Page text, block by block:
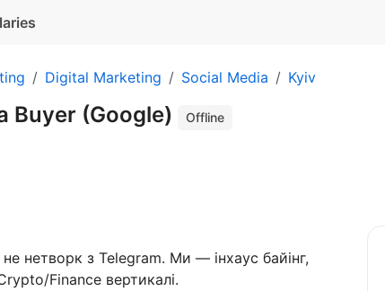
Digital Marketing Social Media Kyiv
Buyer (Google)
Offline
нетворк з Telegram. Ми — інхаус байінг,
Finance вертикалі.